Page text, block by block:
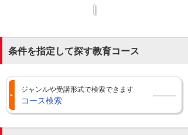
条件を指定して探す教育コース
ジャンルや受講形式で検索できます
コース検索